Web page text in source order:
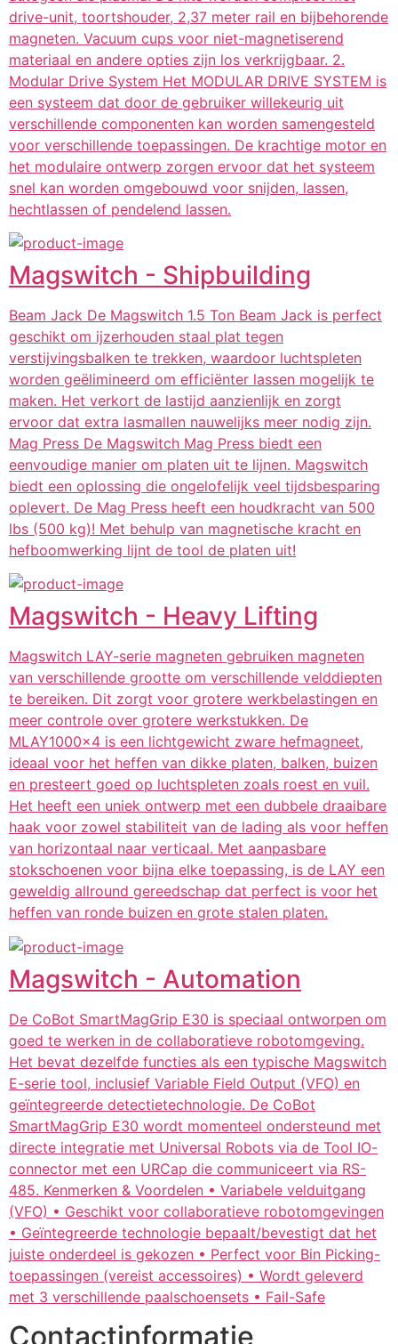
drive-unit, toortshouder, 2,37 meter rail en bijbehorende
magneten. Vacuum cups voor niet-magnetiserend
materiaal en andere opties zijn los verkrijgbaar. 2.
Modular Drive System Het MODULAR DRIVE SYSTEM is
een systeem dat door de gebruiker willekeurig uit
verschillende componenten kan worden samengesteld
voor verschillende toepassingen. De krachtige motor en
het modulaire ontwerp zorgen ervoor dat het systeem
snel kan worden omgebouwd voor snijden, lassen,
hechtlassen of pendelend lassen.
Magswitch - Shipbuilding
Beam Jack De Magswitch 1.5 Ton Beam Jack is perfect
geschikt om ijzerhouden staal plat tegen
verstijvingsbalken te trekken, waardoor luchtspleten
worden geëlimineerd om efficiënter lassen mogelijk te
maken. Het verkort de lastijd aanzienlijk en zorgt
ervoor dat extra lasmallen nauwelijks meer nodig zijn.
Mag Press De Magswitch Mag Press biedt een
eenvoudige manier om platen uit te lijnen. Magswitch
biedt een oplossing die ongelofelijk veel tijdsbesparing
oplevert. De Mag Press heeft een houdkracht van 500
lbs (500 kg)! Met behulp van magnetische kracht en
hefboomwerking lijnt de tool de platen uit!
Magswitch - Heavy Lifting
Magswitch LAY-serie magneten gebruiken magneten
van verschillende grootte om verschillende velddiepten
te bereiken. Dit zorgt voor grotere werkbelastingen en
meer controle over grotere werkstukken. De
MLAY1000x4 is een lichtgewicht zware hefmagneet,
ideaal voor het heffen van dikke platen, balken, buizen
en presteert goed op luchtspleten zoals roest en vuil.
Het heeft een uniek ontwerp met een dubbele draaibare
haak voor zowel stabiliteit van de lading als voor heffen
van horizontaal naar verticaal. Met aanpasbare
stokschoenen voor bijna elke toepassing, is de LAY een
geweldig allround gereedschap dat perfect is voor het
heffen van ronde buizen en grote stalen platen.
Magswitch - Automation
De CoBot SmartMagGrip E30 is speciaal ontworpen om
goed te werken in de collaboratieve robotomgeving.
Het bevat dezelfde functies als een typische Magswitch
E-serie tool, inclusief Variable Field Output (VFO) en
geïntegreerde detectietechnologie. De CoBot
SmartMagGrip E30 wordt momenteel ondersteund met
directe integratie met Universal Robots via de Tool IO-
connector met een URCap die communiceert via RS-
485. Kenmerken & Voordelen • Variabele velduitgang
(VFO) • Geschikt voor collaboratieve robotomgevingen
• Geïntegreerde technologie bepaalt/bevestigt dat het
juiste onderdeel is gekozen • Perfect voor Bin Picking-
toepassingen (vereist accessoires) • Wordt geleverd
met 3 verschillende paalschoensets • Fail-Safe
Contactinformatie